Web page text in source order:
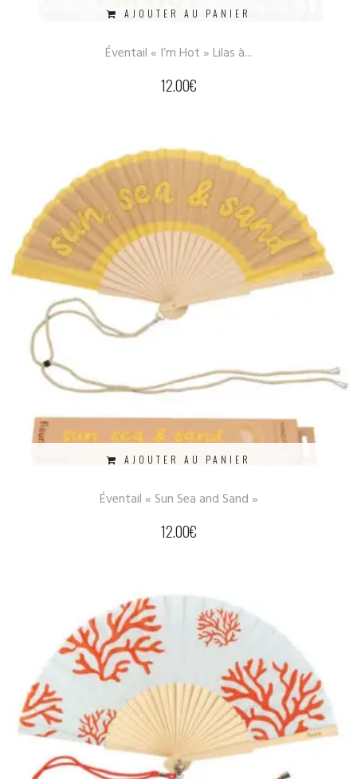
AJOUTER AU PANIER
Éventail « I’m Hot » Lilas à...
12.00€
AJOUTER AU PANIER
Éventail « Sun Sea and Sand »
12.00€